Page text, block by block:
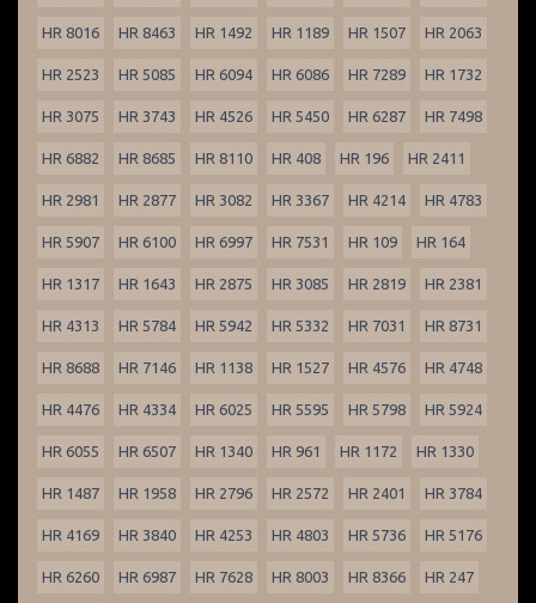
HR 8016 HR 8463 HR 1492 HR 1189 HR 1507 HR 2063
HR 2523 HR 5085 HR 6094 HR 6086 HR 7289 HR 1732
HR 3075 HR 3743 HR 4526 HR 5450 HR 6287 HR 7498
HR 6882 HR 8685 HR 8110 HR 408 HR 196 HR 2411
HR 2981 HR 2877 HR 3082 HR 3367 HR 4214 HR 4783
HR 5907 HR 6100 HR 6997 HR 7531 HR 109 HR 164
HR 1317 HR 1643 HR 2875 HR 3085 HR 2819 HR 2381
HR 4313 HR 5784 HR 5942 HR 5332 HR 7031 HR 8731
HR 8688 HR 7146 HR 1138 HR 1527 HR 4576 HR 4748
HR 4476 HR 4334 HR 6025 HR 5595 HR 5798 HR 5924
HR 6055 HR 6507 HR 1340 HR 961 HR 1172 HR 1330
HR 1487 HR 1958 HR 2796 HR 2572 HR 2401 HR 3784
HR 4169 HR 3840 HR 4253 HR 4803 HR 5736 HR 5176
HR 6260 HR 6987 HR 7628 HR 8003 HR 8366 HR 247